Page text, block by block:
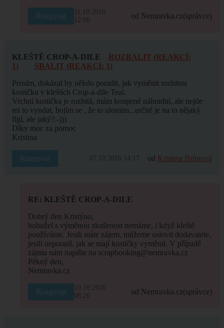
Reagovat
11.10.2016
12:00
od Nemravka.cz(správce)
KLEŠTĚ CROP-A-DILE
ROZBALIT (REAKCÍ:
1)
SBALIT (REAKCÍ: 1)
Prosím, dokázal by někdo poradit, jak vyměnit rozbitou
kostičku v kleštích Crop-a-dile Teal.
Vrchní kostička je rozbitá, mám koupené náhradní, ale nejde
mi to vyndat, bojím se , že to ulomím...určitě je na to nějaký
fígl, ale jaký?:-)))
Díky moc za pomoc
Kristina
Reagovat 07.10.2016 14:17 od Kristina Brůnová
RE: KLEŠTĚ CROP-A-DILE
Dobrý den Kristýno,
bohužel s výměnou zkušenost nemáme, i když kleště
používáme. Jestli máte zájem, můžeme oslovit dodavatele,
jestli neporadí, jak se mají kostičky vyměnit. V případě
zájmu nám napište na scrapbooking@nemravka.cz
Pěkný den,
Nemravka.cz
Reagovat
10.10.2016
08:20
od Nemravka.cz(správce)